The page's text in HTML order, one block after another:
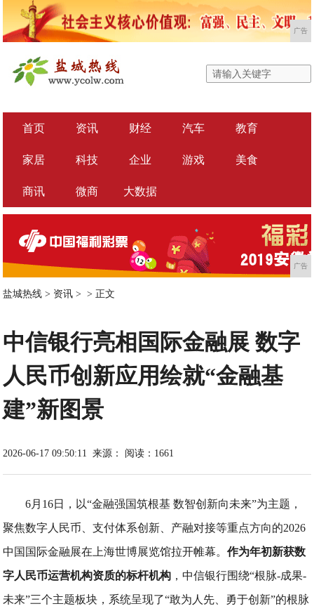
广告
首页 资讯 财经 汽车 教育
家居 科技 企业 游戏 美食
商讯 微商 大数据
广告
盐城热线 > 资讯 > > 正文
中信银行亮相国际金融展 数字
人民币创新应用绘就“金融基
建”新图景
2026-06-17 09:50:11 来源： 阅读：1661
6月16日，以“金融强国筑根基 数智创新向未来”为主题，
聚焦数字人民币、支付体系创新、产融对接等重点方向的2026
中国国际金融展在上海世博展览馆拉开帷幕。作为年初新获数
字人民币运营机构资质的标杆机构 ，中信银行围绕“根脉-成果-
未来”三个主题板块，系统呈现了“敢为人先、勇于创新”的根脉